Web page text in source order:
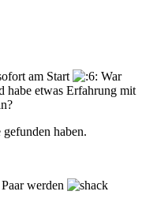
am Start
War
habe etwas Erfahrung mit
haben.
werden